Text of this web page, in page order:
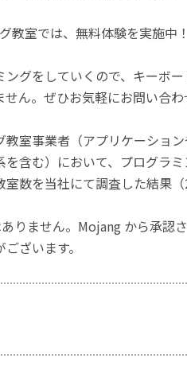
教室では、無料体験を実施
グをしていくので、キーボ
ん。ぜひお気軽にお問い合わ
室事業者（アプリケーショ
含む）において、プログラ
数を当社にて調査した結果（
りません。Mojang から承
ざいます。